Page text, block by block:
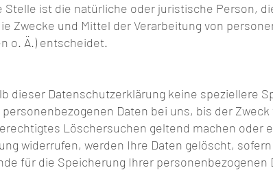
Stelle ist die natürliche oder juristische Person,
Zwecke und Mittel der Verarbeitung von
o. Ä.) entscheidet.
dieser Datenschutzerklärung keine speziellere
Daten bei uns, bis der
Löschersuchen geltend machen oder
widerrufen, werden Ihre Daten gelöscht,
für die Speicherung Ihrer personenbezogenen